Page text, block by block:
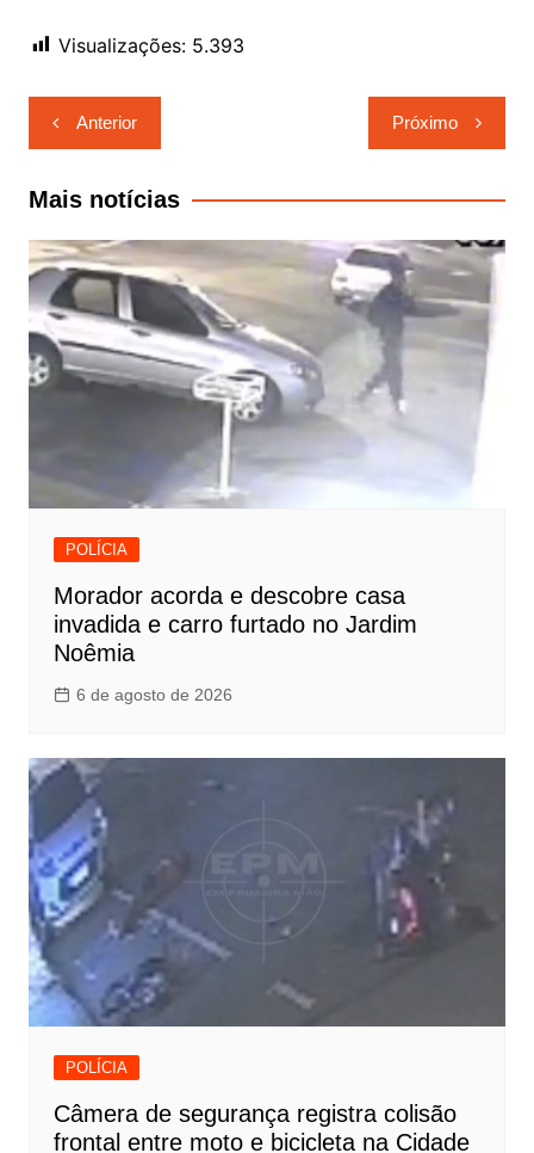
Visualizações: 5.393
Navegação
de
Post
Anterior Próximo
Mais notícias
POLÍCIA
Morador acorda e descobre casa
invadida e carro furtado no Jardim
Noêmia
6 de agosto de 2026
POLÍCIA
Câmera de segurança registra colisão
frontal entre moto e bicicleta na Cidade